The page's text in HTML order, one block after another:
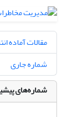
مقالات آماده
شماره جاری
شماره‌های